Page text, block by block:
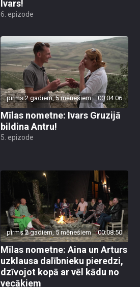
Ivars!
6. epizode
pirms 2 gadiem, 5 mēnešiem 00:04:06
Mīlas nometne: Ivars Gruzijā
bildina Antru!
5. epizode
pirms 2 gadiem, 5 mēnešiem 00:08:50
Mīlas nometne: Aina un Arturs
uzklausa dalībnieku pieredzi,
dzīvojot kopā ar vēl kādu no
vecākiem